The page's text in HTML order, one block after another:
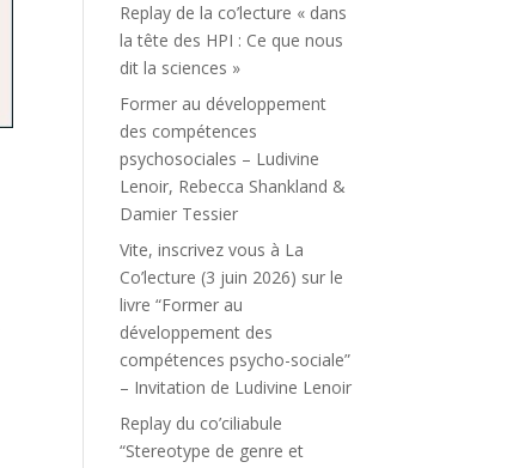
Replay de la co’lecture « dans
la tête des HPI : Ce que nous
dit la sciences »
Former au développement
des compétences
psychosociales – Ludivine
Lenoir, Rebecca Shankland &
Damier Tessier
Vite, inscrivez vous à La
Co’lecture (3 juin 2026) sur le
livre “Former au
développement des
compétences psycho-sociale”
– Invitation de Ludivine Lenoir
Replay du co’ciliabule
“Stereotype de genre et